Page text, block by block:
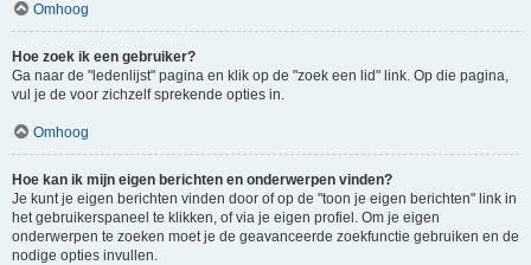
Omhoog
Hoe zoek ik een gebruiker?
Ga naar de "ledenlijst" pagina en klik op de "zoek een lid" link. Op die pagina,
vul je de voor zichzelf sprekende opties in.
Omhoog
Hoe kan ik mijn eigen berichten en onderwerpen vinden?
Je kunt je eigen berichten vinden door of op de "toon je eigen berichten" link in
het gebruikerspaneel te klikken, of via je eigen profiel. Om je eigen
onderwerpen te zoeken moet je de geavanceerde zoekfunctie gebruiken en de
nodige opties invullen.